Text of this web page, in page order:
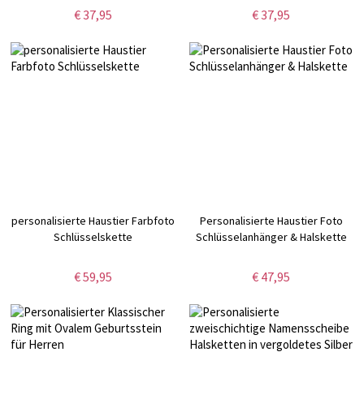
€ 37,95 € 37,95
personalisierte Haustier Farbfoto
Schlüsselskette
€ 59,95
Personalisierte Haustier Foto
Schlüsselanhänger & Halskette
€ 47,95